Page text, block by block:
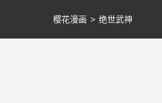
樱花漫画 > 绝世武神